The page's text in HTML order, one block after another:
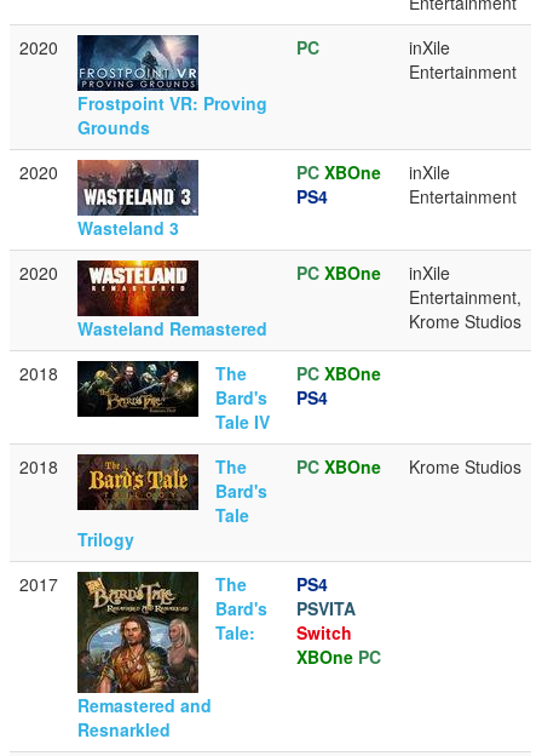
2020
Frostpoint VR: Proving
Grounds
PC
inXile
Entertainment
2020
Wasteland 3
PC XBOne
PS4
inXile
Entertainment
2020
Wasteland Remastered
PC XBOne
inXile
Entertainment,
Krome Studios
2018
The
Bard's
Tale IV
PC XBOne
PS4
2018
The
Bard's
Tale
Trilogy
PC XBOne Krome Studios
2017
The
Bard's
Tale:
Remastered and
Resnarkled
PS4
PSVITA
Switch
XBOne PC